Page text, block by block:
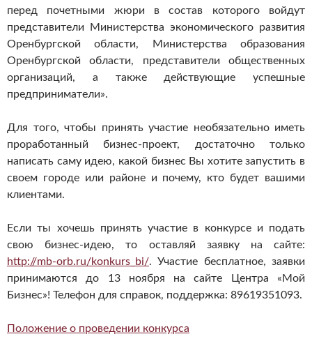
перед почетными жюри в состав которого войдут
представители Министерства экономического развития
Оренбургской области, Министерства образования
Оренбургской области, представители общественных
организаций, а также действующие успешные
предприниматели».
Для того, чтобы принять участие необязательно иметь
проработанный бизнес-проект, достаточно только
написать саму идею, какой бизнес Вы хотите запустить в
своем городе или районе и почему, кто будет вашими
клиентами.
Если ты хочешь принять участие в конкурсе и подать
свою бизнес-идею, то оставляй заявку на сайте:
http://mb-orb.ru/konkurs_bi/. Участие бесплатное, заявки
принимаются до 13 ноября на сайте Центра «Мой
Бизнес»! Телефон для справок, поддержка: 89619351093.
Положение о проведении конкурса